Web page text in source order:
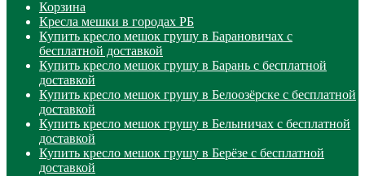
Корзина
Кресла мешки в городах РБ
Купить кресло мешок грушу в Барановичах с
бесплатной доставкой
Купить кресло мешок грушу в Барань с бесплатной
доставкой
Купить кресло мешок грушу в Белоозёрске с бесплатной
доставкой
Купить кресло мешок грушу в Белыничах с бесплатной
доставкой
Купить кресло мешок грушу в Берёзе с бесплатной
доставкой